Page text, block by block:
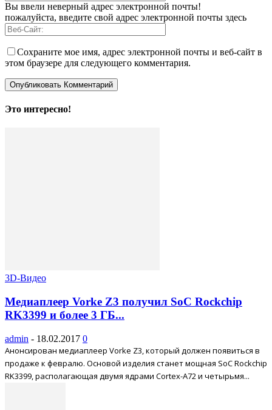
Вы ввели неверный адрес электронной почты!
пожалуйста, введите свой адрес электронной почты здесь
Сохраните мое имя, адрес электронной почты и веб-сайт в
этом браузере для следующего комментария.
Это интересно!
3D-Видео
Медиаплеер Vorke Z3 получил SoC Rockchip
RK3399 и более 3 ГБ...
admin - 18.02.2017 0
Анонсирован медиаплеер Vorke Z3, который должен появиться в
продаже к февралю. Основой изделия станет мощная SoC Rockchip
RK3399, располагающая двумя ядрами Cortex-A72 и четырьмя...